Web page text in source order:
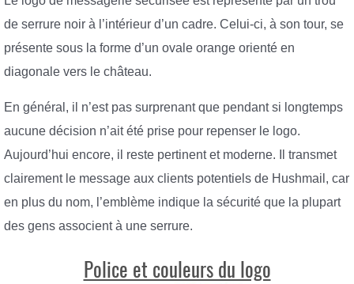
de serrure noir à l’intérieur d’un cadre. Celui-ci, à son tour, se
présente sous la forme d’un ovale orange orienté en
diagonale vers le château.
En général, il n’est pas surprenant que pendant si longtemps
aucune décision n’ait été prise pour repenser le logo.
Aujourd’hui encore, il reste pertinent et moderne. Il transmet
clairement le message aux clients potentiels de Hushmail, car
en plus du nom, l’emblème indique la sécurité que la plupart
des gens associent à une serrure.
Police et couleurs du logo